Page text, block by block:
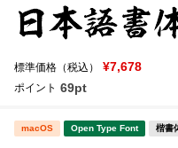
標準価格（税込） ¥7,678
ポイント 69pt
macOS Open Type Font 楷書